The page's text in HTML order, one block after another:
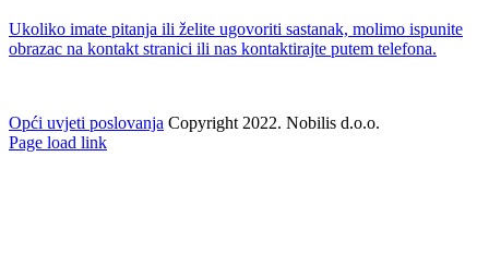
Ukoliko imate pitanja ili želite ugovoriti sastanak, molimo ispunite
obrazac na kontakt stranici ili nas kontaktirajte putem telefona.
Opći uvjeti poslovanja Copyright 2022. Nobilis d.o.o.
Facebook
Twitter
Instagram
Pinterest
Page load link